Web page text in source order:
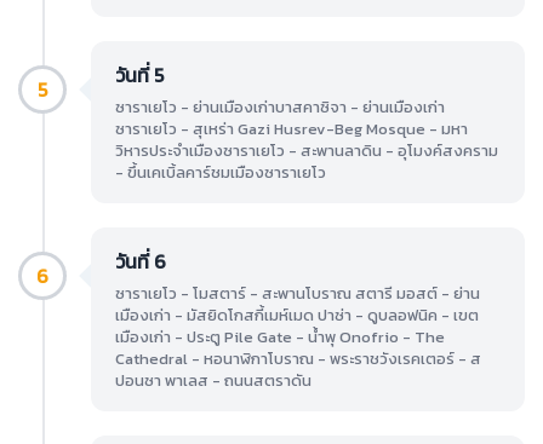
5 วันที่ 5
ซาราเยโว - ย่านเมืองเก่าบาสคาซิจา - ย่านเมืองเก่า
ซาราเยโว - สุเหร่า Gazi Husrev-Beg Mosque - มหา
วิหารประจำเมืองซาราเยโว - สะพานลาดิน - อุโมงค์สงคราม
- ขึ้นเคเบิ้ลคาร์ชมเมืองซาราเยโว
6 วันที่ 6
ซาราเยโว - โมสตาร์ - สะพานโบราณ สตารี มอสต์ - ย่าน
เมืองเก่า - มัสยิดโกสกี้เมห์เมด ปาซ่า - ดูบลอฟนิค - เขต
เมืองเก่า - ประตู Pile Gate - น้ำพุ Onofrio - The
Cathedral - หอนาฬิกาโบราณ - พระราชวังเรคเตอร์ - ส
ปอนซา พาเลส - ถนนสตราดัน